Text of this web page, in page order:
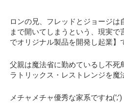
ロンの兄、フレッドとジョージは
まで開いてしまうという、現実で
でオリジナル製品を開発し起業】
父親は魔法省に勤めているし不死
ラトリックス・レストレンジを魔
メチャメチャ優秀な家系ですね(‘;’)